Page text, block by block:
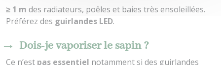
≥ 1 m des radiateurs, poêles et baies très ensoleillées.
Préférez des guirlandes LED.
Dois-je vaporiser le sapin ?
Ce n’est pas essentiel notamment si des guirlandes